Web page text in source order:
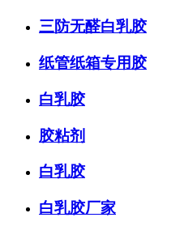
三防无醛白乳胶
纸管纸箱专用胶
白乳胶
胶粘剂
白乳胶
白乳胶厂家